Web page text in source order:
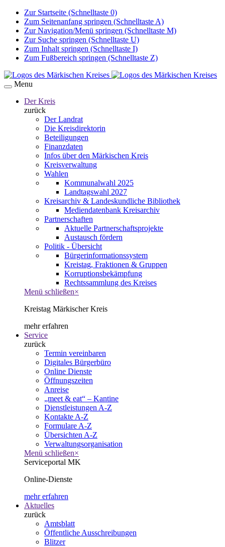
Zur Startseite (Schnelltaste 0)
Zum Seitenanfang springen (Schnelltaste A)
Zur Navigation/Menü springen (Schnelltaste M)
Zur Suche springen (Schnelltaste U)
Zum Inhalt springen (Schnelltaste I)
Zum Fußbereich springen (Schnelltaste Z)
Menu
Der Kreis
zurück
Der Landrat
Die Kreisdirektorin
Beteiligungen
Finanzdaten
Infos über den Märkischen Kreis
Kreisverwaltung
Wahlen
Kommunalwahl 2025
Landtagswahl 2027
Kreisarchiv & Landeskundliche Bibliothek
Mediendatenbank Kreisarchiv
Partnerschaften
Aktuelle Partnerschaftsprojekte
Austausch fördern
Politik - Übersicht
Bürgerinformationssystem
Kreistag, Fraktionen & Gruppen
Korruptionsbekämpfung
Rechtssammlung des Kreises
Menü schließen×
Kreistag Märkischer Kreis
mehr erfahren
Service
zurück
Termin vereinbaren
Digitales Bürgerbüro
Online Dienste
Öffnungszeiten
Anreise
„meet & eat“ – Kantine
Dienstleistungen A-Z
Kontakte A-Z
Formulare A-Z
Übersichten A-Z
Verwaltungsorganisation
Menü schließen×
Serviceportal MK
Online-Dienste
mehr erfahren
Aktuelles
zurück
Amtsblatt
Öffentliche Ausschreibungen
Blitzer